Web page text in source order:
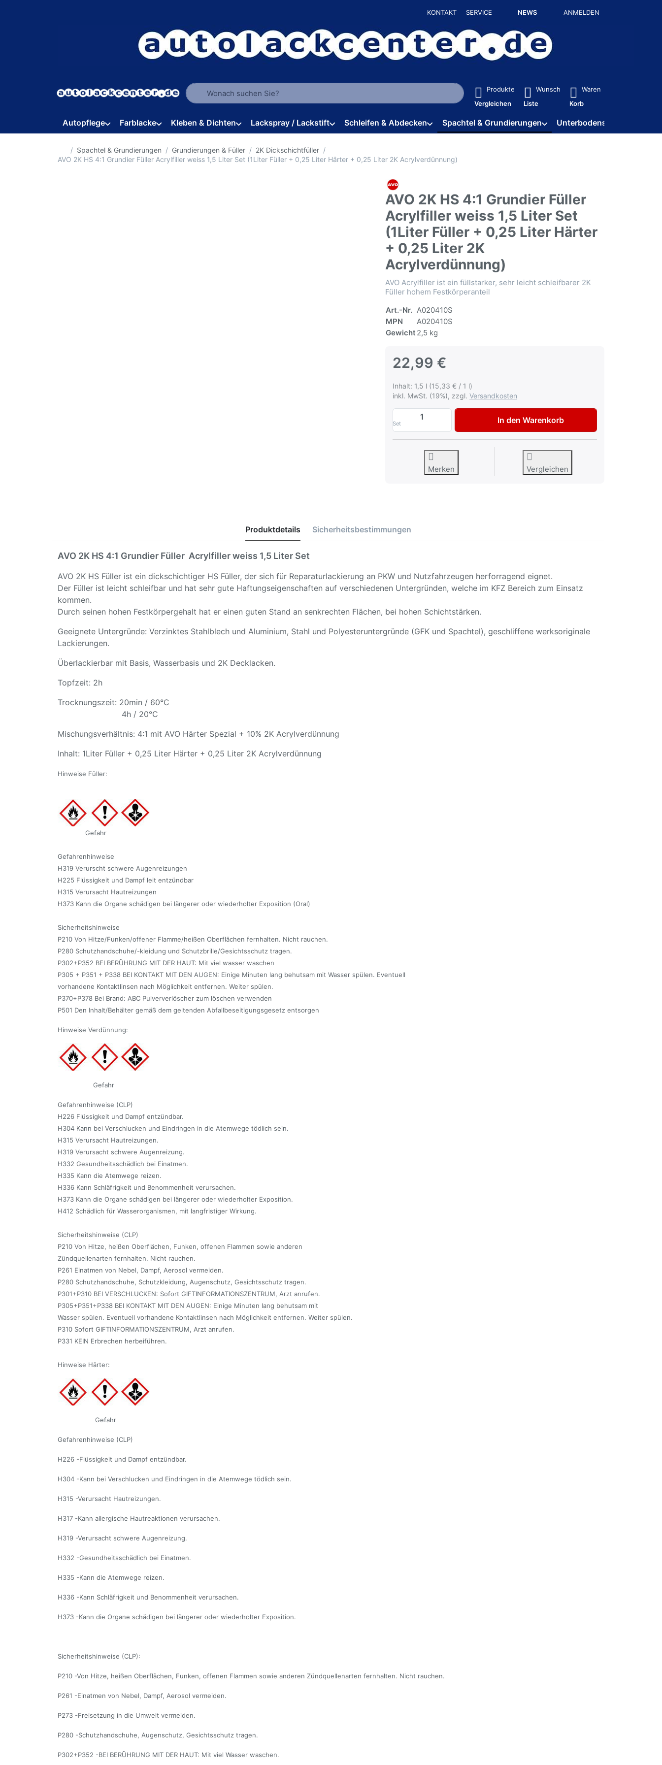
KONTAKT SERVICE NEWS ANMELDEN
Geben Sie einen Suchbegriff ein. Während Sie tippen, erscheinen automatisch erste Ergebnisse. Drücken Sie die Eingabetaste, um alle
Produkte
Vergleichen
Wunsch
Liste
Waren
Korb
Autopflege Farblacke Kleben & Dichten Lackspray / Lackstift Schleifen & Abdecken Spachtel & Grundierungen Unterbodenschutz / HV
Startseite
Spachtel & Grundierungen Grundierungen & Füller
2K Dickschichtfüller
AVO 2K HS 4:1 Grundier Füller Acrylfiller weiss 1,5 Liter Set (1Liter Füller + 0,25 Liter Härter + 0,25 Liter 2K Acrylverdünnung)
AVO 2K HS 4:1 Grundier Füller
Acrylfiller weiss 1,5 Liter Set
(1Liter Füller + 0,25 Liter Härter
+ 0,25 Liter 2K
Acrylverdünnung)
AVO Acrylfiller ist ein füllstarker, sehr leicht schleifbarer 2K
Füller hohem Festkörperanteil
Art.-Nr. A020410S
MPN
A020410S
Gewicht 2,5 kg
22,99 €
Inhalt: 1,5 l (15,33 € / 1 l)
inkl. MwSt. (19%), zzgl. Versandkosten
Set
AVO 2K HS 4:1 Grundier Füller Acrylfiller weiss 1,5 Liter
In den Warenkorb
Merken Vergleichen
Produktdetails Sicherheitsbestimmungen
AVO 2K HS 4:1 Grundier Füller Acrylfiller weiss 1,5 Liter Set
AVO 2K HS Füller ist ein dickschichtiger HS Füller, der sich für Reparaturlackierung an PKW und Nutzfahrzeugen herforragend eignet.
Der Füller ist leicht schleifbar und hat sehr gute Haftungseigenschaften auf verschiedenen Untergründen, welche im KFZ Bereich zum Einsatz
kommen.
Durch seinen hohen Festkörpergehalt hat er einen guten Stand an senkrechten Flächen, bei hohen Schichtstärken.
Geeignete Untergründe: Verzinktes Stahlblech und Aluminium, Stahl und Polyesteruntergründe (GFK und Spachtel), geschliffene werksoriginale
Lackierungen.
Überlackierbar mit Basis, Wasserbasis und 2K Decklacken.
Topfzeit: 2h
Trocknungszeit: 20min / 60°C
4h / 20°C
Mischungsverhältnis: 4:1 mit AVO Härter Spezial + 10% 2K Acrylverdünnung
Inhalt: 1Liter Füller + 0,25 Liter Härter + 0,25 Liter 2K Acrylverdünnung
Hinweise Füller:
Gefahr
Gefahrenhinweise
H319 Verurscht schwere Augenreizungen
H225 Flüssigkeit und Dampf leit entzündbar
H315 Verursacht Hautreizungen
H373 Kann die Organe schädigen bei längerer oder wiederholter Exposition (Oral)
Sicherheitshinweise
P210 Von Hitze/Funken/offener Flamme/heißen Oberflächen fernhalten. Nicht rauchen.
P280 Schutzhandschuhe/-kleidung und Schutzbrille/Gesichtsschutz tragen.
P302+P352 BEI BERÜHRUNG MIT DER HAUT: Mit viel wasser waschen
P305 + P351 + P338 BEI KONTAKT MIT DEN AUGEN: Einige Minuten lang behutsam mit Wasser spülen. Eventuell
vorhandene Kontaktlinsen nach Möglichkeit entfernen. Weiter spülen.
P370+P378 Bei Brand: ABC Pulververlöscher zum löschen verwenden
P501 Den Inhalt/Behälter gemäß dem geltenden Abfallbeseitigungsgesetz entsorgen
Hinweise Verdünnung:
Gefahr
Gefahrenhinweise (CLP)
H226 Flüssigkeit und Dampf entzündbar.
H304 Kann bei Verschlucken und Eindringen in die Atemwege tödlich sein.
H315 Verursacht Hautreizungen.
H319 Verursacht schwere Augenreizung.
H332 Gesundheitsschädlich bei Einatmen.
H335 Kann die Atemwege reizen.
H336 Kann Schläfrigkeit und Benommenheit verursachen.
H373 Kann die Organe schädigen bei längerer oder wiederholter Exposition.
H412 Schädlich für Wasserorganismen, mit langfristiger Wirkung.
Sicherheitshinweise (CLP)
P210 Von Hitze, heißen Oberflächen, Funken, offenen Flammen sowie anderen
Zündquellenarten fernhalten. Nicht rauchen.
P261 Einatmen von Nebel, Dampf, Aerosol vermeiden.
P280 Schutzhandschuhe, Schutzkleidung, Augenschutz, Gesichtsschutz tragen.
P301+P310 BEI VERSCHLUCKEN: Sofort GIFTINFORMATIONSZENTRUM, Arzt anrufen.
P305+P351+P338 BEI KONTAKT MIT DEN AUGEN: Einige Minuten lang behutsam mit
Wasser spülen. Eventuell vorhandene Kontaktlinsen nach Möglichkeit entfernen. Weiter spülen.
P310 Sofort GIFTINFORMATIONSZENTRUM, Arzt anrufen.
P331 KEIN Erbrechen herbeiführen.
Hinweise Härter:
Gefahr
Gefahrenhinweise (CLP)
H226 -Flüssigkeit und Dampf entzündbar.
H304 -Kann bei Verschlucken und Eindringen in die Atemwege tödlich sein.
H315 -Verursacht Hautreizungen.
H317 -Kann allergische Hautreaktionen verursachen.
H319 -Verursacht schwere Augenreizung.
H332 -Gesundheitsschädlich bei Einatmen.
H335 -Kann die Atemwege reizen.
H336 -Kann Schläfrigkeit und Benommenheit verursachen.
H373 -Kann die Organe schädigen bei längerer oder wiederholter Exposition.
Sicherheitshinweise (CLP):
P210 -Von Hitze, heißen Oberflächen, Funken, offenen Flammen sowie anderen Zündquellenarten fernhalten. Nicht rauchen.
P261 -Einatmen von Nebel, Dampf, Aerosol vermeiden.
P273 -Freisetzung in die Umwelt vermeiden.
P280 -Schutzhandschuhe, Augenschutz, Gesichtsschutz tragen.
P302+P352 -BEI BERÜHRUNG MIT DER HAUT: Mit viel Wasser waschen.